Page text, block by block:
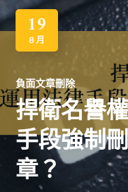
19
8 月
負面文章刪除
捍衛名譽
手段強制
章？